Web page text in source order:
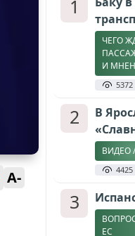
A-
1
ЧЕГО
И
5372
2
В
ВИДЕО
4425
3
ЕС